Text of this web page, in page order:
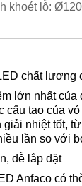
khoét lỗ: Ø120
chất lượng
lớn nhất
tạo của
nhiệt tốt,
lần so với
dễ lắp đặt
Anfaco có